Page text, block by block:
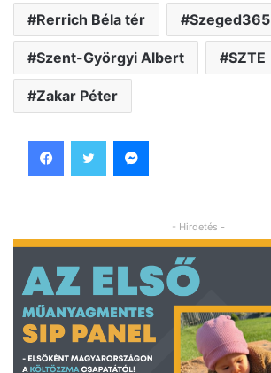
Rerrich Béla tér Szeged365
Szent-Györgyi Albert SZTE
Zakar Péter
- Hirdetés -